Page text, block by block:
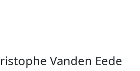
Vanden Eede